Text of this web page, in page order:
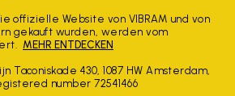
offizielle Website von VIBRAM und von
gekauft wurden, werden vom
MEHR ENTDECKEN
Taconiskade 430, 1087 HW Amsterdam,
number 72541466